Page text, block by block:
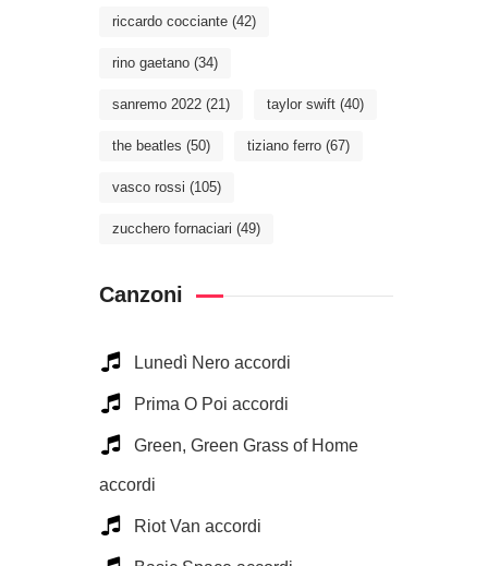
riccardo cocciante (42)
rino gaetano (34)
sanremo 2022 (21) taylor swift (40)
the beatles (50) tiziano ferro (67)
vasco rossi (105)
zucchero fornaciari (49)
Canzoni
Lunedì Nero accordi
Prima O Poi accordi
Green, Green Grass of Home
accordi
Riot Van accordi